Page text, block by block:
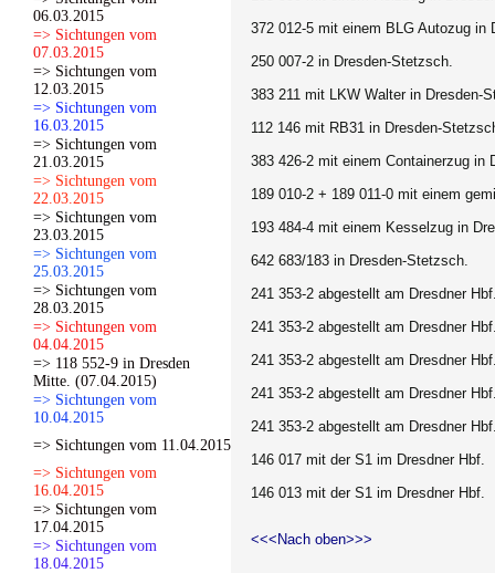
06.03.2015
=> Sichtungen vom
07.03.2015
=> Sichtungen vom
12.03.2015
=> Sichtungen vom
16.03.2015
=> Sichtungen vom
21.03.2015
=> Sichtungen vom
22.03.2015
=> Sichtungen vom
23.03.2015
=> Sichtungen vom
25.03.2015
=> Sichtungen vom
28.03.2015
=> Sichtungen vom
04.04.2015
=> 118 552-9 in Dresden
Mitte. (07.04.2015)
=> Sichtungen vom
10.04.2015
=> Sichtungen vom 11.04.2015
=> Sichtungen vom
16.04.2015
=> Sichtungen vom
17.04.2015
=> Sichtungen vom
18.04.2015
372 012-5 mit einem BLG Autozug in
250 007-2 in Dresden-Stetzsch.
383 211 mit LKW Walter in Dresden-
112 146 mit RB31 in Dresden-
383 426-2 mit einem Containerzug in
189 010-2 + 189 011-0 mit einem
193 484-4 mit einem Kesselzug in
642 683/183 in Dresden-Stetzsch.
241 353-2 abgestellt am Dresdner
241 353-2 abgestellt am Dresdner
241 353-2 abgestellt am Dresdner
241 353-2 abgestellt am Dresdner
241 353-2 abgestellt am Dresdner
146 017 mit der S1 im Dresdner Hbf.
146 013 mit der S1 im Dresdner Hbf.
<<<Nach oben>>>